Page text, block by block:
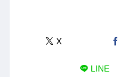
X
LINE